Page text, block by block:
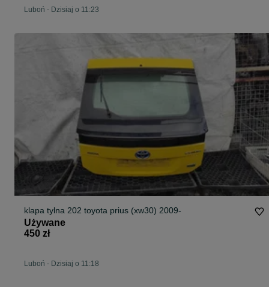
Luboń - Dzisiaj o 11:23
klapa tylna 202 toyota prius (xw30) 2009-
Używane
450 zł
Luboń - Dzisiaj o 11:18